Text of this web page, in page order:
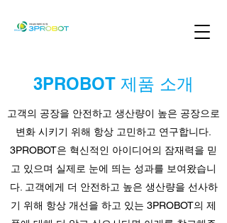
3PROBOT 제품 소개
고객의 공장을 안전하고 생산량이 높은 공장으로
변화 시키기 위해 항상 고민하고 연구합니다.
3PROBOT은 혁신적인 아이디어의 잠재력을 믿
고 있으며 실제로 눈에 띄는 성과를 보여왔습니
다. 고객에게 더 안전하고 높은 생산량을 선사하
기 위해 항상 개선을 하고 있는 3PROBOT의 제